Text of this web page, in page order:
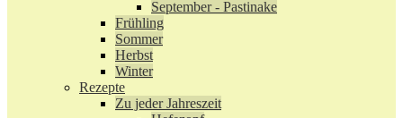
September - Pastinake
Frühling
Sommer
Herbst
Winter
Rezepte
Zu jeder Jahreszeit